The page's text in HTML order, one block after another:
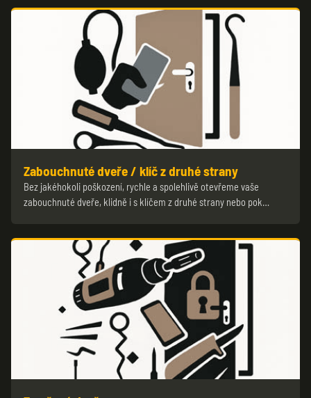
Zabouchnuté dveře / klíč z druhé strany
Bez jakéhokoli poškození, rychle a spolehlivě otevřeme vaše
zabouchnuté dveře, klidně i s klíčem z druhé strany nebo pok…